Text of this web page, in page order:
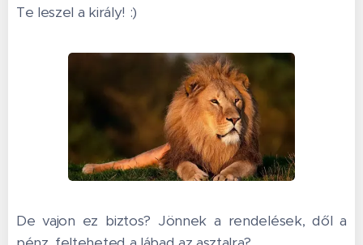
Te leszel a király! :)
De vajon ez biztos? Jönnek a rendelések, dől a